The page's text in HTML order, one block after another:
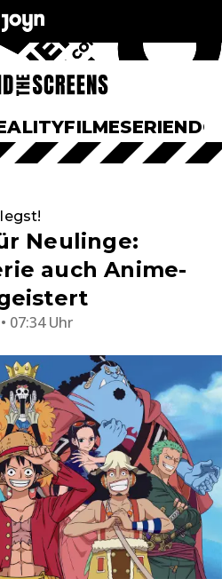
FILMESERIEN
Neulinge:
auch Anime-
07:34 Uhr